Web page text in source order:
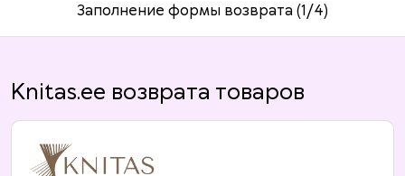
Заполнение формы возврата (1/4)
Knitas.ee возврата товаров